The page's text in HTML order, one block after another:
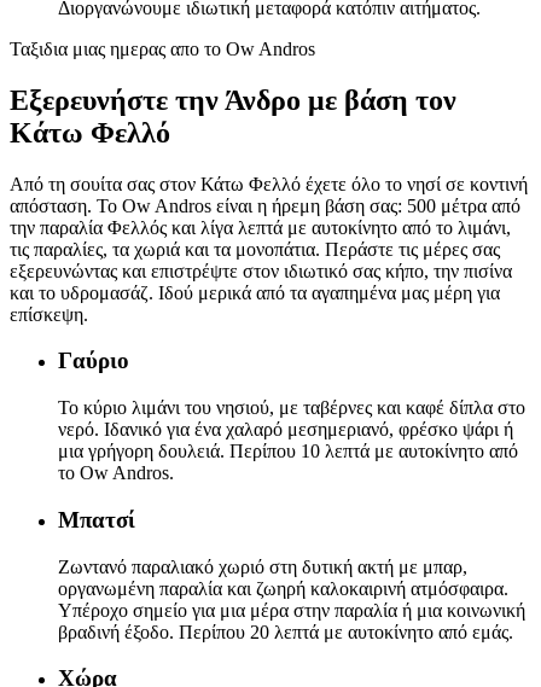
Διοργανώνουμε ιδιωτική μεταφορά κατόπιν αιτήματος.
Ταξιδια μιας ημερας απο το Ow Andros
Εξερευνήστε την Άνδρο με βάση τον
Κάτω Φελλό
Από τη σουίτα σας στον Κάτω Φελλό έχετε όλο το νησί σε κοντινή
απόσταση. Το Ow Andros είναι η ήρεμη βάση σας: 500 μέτρα από
την παραλία Φελλός και λίγα λεπτά με αυτοκίνητο από το λιμάνι,
τις παραλίες, τα χωριά και τα μονοπάτια. Περάστε τις μέρες σας
εξερευνώντας και επιστρέψτε στον ιδιωτικό σας κήπο, την πισίνα
και το υδρομασάζ. Ιδού μερικά από τα αγαπημένα μας μέρη για
επίσκεψη.
Γαύριο
Το κύριο λιμάνι του νησιού, με ταβέρνες και καφέ δίπλα στο
νερό. Ιδανικό για ένα χαλαρό μεσημεριανό, φρέσκο ψάρι ή
μια γρήγορη δουλειά. Περίπου 10 λεπτά με αυτοκίνητο από
το Ow Andros.
Μπατσί
Ζωντανό παραλιακό χωριό στη δυτική ακτή με μπαρ,
οργανωμένη παραλία και ζωηρή καλοκαιρινή ατμόσφαιρα.
Υπέροχο σημείο για μια μέρα στην παραλία ή μια κοινωνική
βραδινή έξοδο. Περίπου 20 λεπτά με αυτοκίνητο από εμάς.
Χώρα